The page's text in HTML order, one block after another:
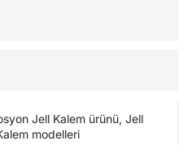
Jell Kalem ürünü, Jell
modelleri